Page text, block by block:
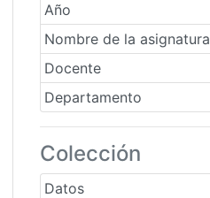
Año
Nombre de la asignatura
Docente
Departamento
Colección
Datos